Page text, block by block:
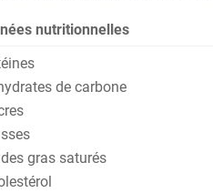
nutritionnelles
de carbone
gras saturés